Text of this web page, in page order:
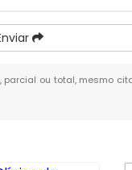
parcial ou total, mesmo